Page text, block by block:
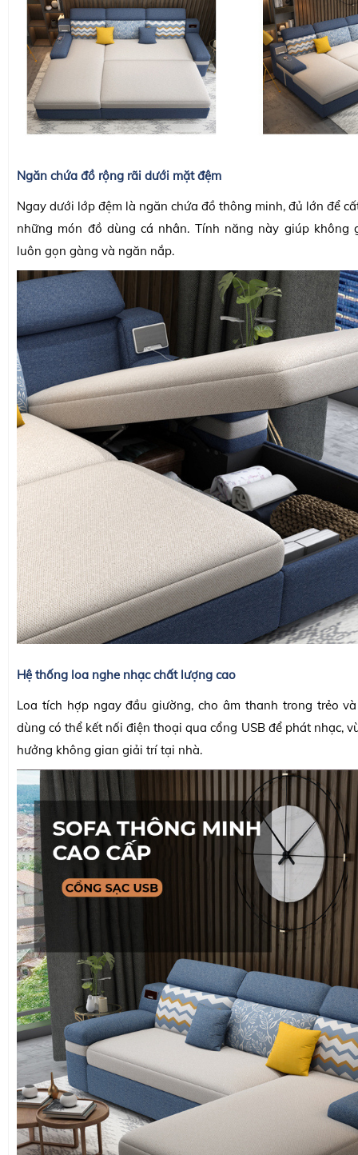
Ngăn chứa đồ rộng rãi dưới mặt đệm
Ngay dưới lớp đệm là ngăn chứa đồ thông minh, đủ lớn để
những món đồ dùng cá nhân. Tính năng này giúp không
luôn gọn gàng và ngăn nắp.
Hệ thống loa nghe nhạc chất lượng cao
Loa tích hợp ngay đầu giường, cho âm thanh trong trẻo
dùng có thể kết nối điện thoại qua cổng USB để phát nhạc,
hưởng không gian giải trí tại nhà.